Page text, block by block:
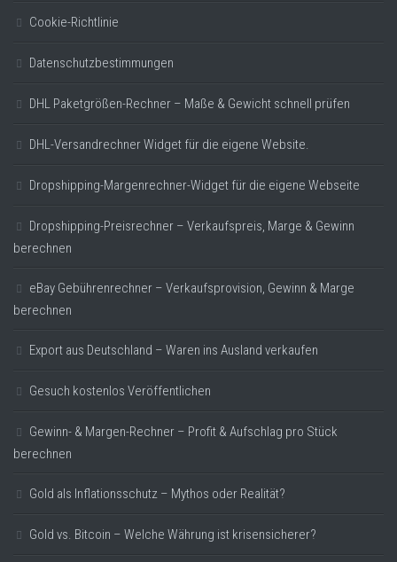
Cookie-Richtlinie
Datenschutzbestimmungen
DHL Paketgrößen-Rechner – Maße & Gewicht schnell prüfen
DHL-Versandrechner Widget für die eigene Website.
Dropshipping-Margenrechner-Widget für die eigene Webseite
Dropshipping-Preisrechner – Verkaufspreis, Marge & Gewinn
berechnen
eBay Gebührenrechner – Verkaufsprovision, Gewinn & Marge
berechnen
Export aus Deutschland – Waren ins Ausland verkaufen
Gesuch kostenlos Veröffentlichen
Gewinn- & Margen-Rechner – Profit & Aufschlag pro Stück
berechnen
Gold als Inflationsschutz – Mythos oder Realität?
Gold vs. Bitcoin – Welche Währung ist krisensicherer?